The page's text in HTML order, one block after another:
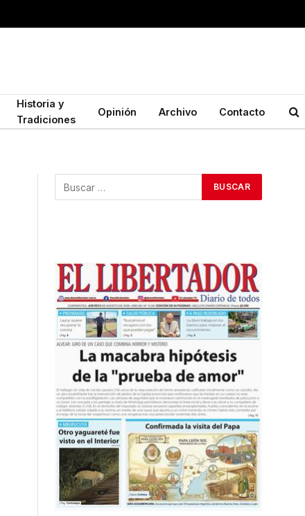
Historia y
Tradiciones
Opinión Archivo Contacto